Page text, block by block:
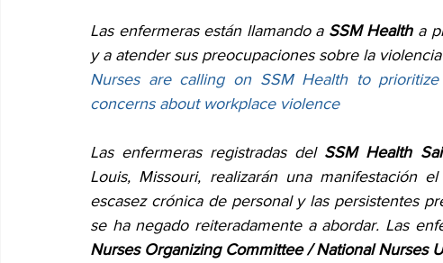
Las enfermeras están llamando a SSM Health a
y a atender sus preocupaciones sobre la
Nurses are calling on SSM Health to
concerns about workplace violence
Las enfermeras registradas del SSM Health
Louis, Missouri, realizarán una manifestación
escasez crónica de personal y las persistentes
se ha negado reiteradamente a abordar. Las
Nurses Organizing Committee / National Nurses